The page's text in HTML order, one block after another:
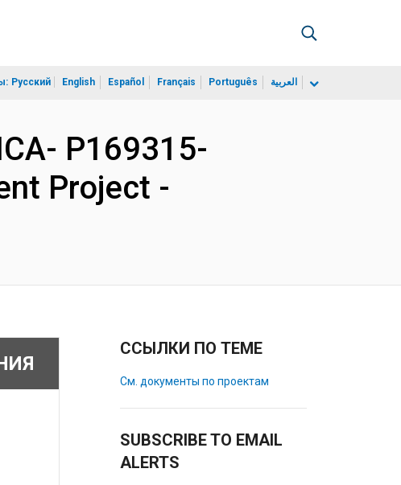
Русский English Español Français Português العربية
P169315-
Project -
ССЫЛКИ ПО ТЕМЕ
См. документы по проектам
SUBSCRIBE TO EMAIL
ALERTS